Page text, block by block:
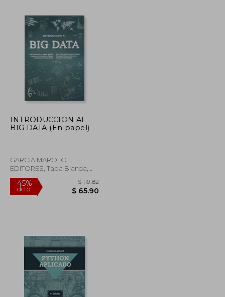
$ 25.91
INTRODUCCION AL
BIG DATA (En papel)
GARCIA MAROTO
EDITORES, Tapa Blanda,
Nuevo